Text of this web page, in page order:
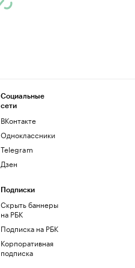
Социальные
сети
ВКонтакте
Одноклассники
Telegram
Дзен
Подписки
Скрыть баннеры
на РБК
Подписка на РБК
Корпоративная
подписка